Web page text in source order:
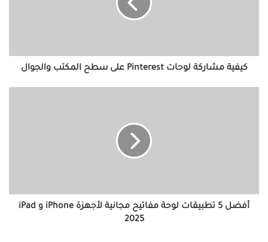
كيفية مشاركة لوحات Pinterest على سطح المكتب والجوال
و
iPad
أفضل 5 تطبيقات لوحة مفاتيح مجانية لأجهزة iPhone و iPad
2025